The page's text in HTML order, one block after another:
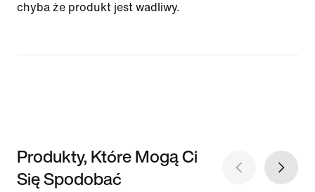
chyba że produkt jest wadliwy.
Produkty, Które Mogą Ci
Się Spodobać